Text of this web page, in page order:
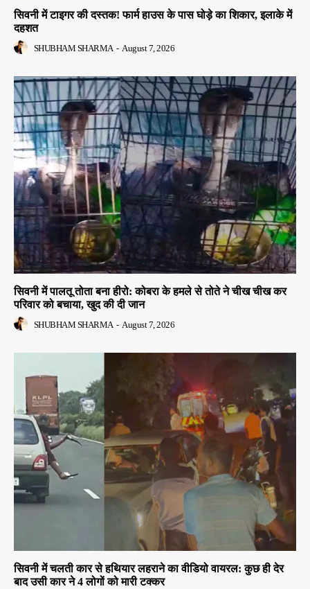
सिवनी में टाइगर की दस्तक! फार्म हाउस के पास घोड़े का शिकार, इलाके में
दहशत
SHUBHAM SHARMA - August 7, 2026
सिवनी में पालतू तोता बना हीरो: कोबरा के हमले से तोते ने चीख चीख कर
परिवार को बचाया, खुद की दी जान
SHUBHAM SHARMA - August 7, 2026
सिवनी में चलती कार से हथियार लहराने का वीडियो वायरल: कुछ ही देर
बाद उसी कार ने 4 लोगों को मारी टक्कर